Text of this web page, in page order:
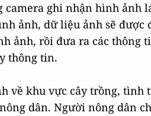
camera ghi nhận hình ảnh
ảnh, dữ liệu ảnh sẽ
ảnh, rồi đưa ra các thông
thông tin.
về khu vực cây trồng,
dân. Người nông dân